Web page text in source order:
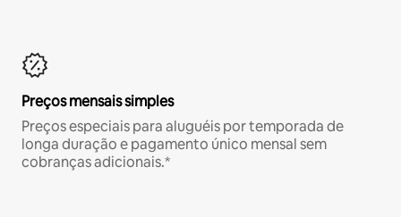
Preços mensais simples
Preços especiais para aluguéis por temporada de
longa duração e pagamento único mensal sem
cobranças adicionais.*